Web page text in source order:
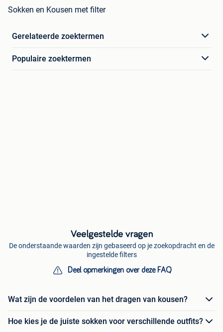
Sokken en Kousen met filter
Gerelateerde zoektermen
Populaire zoektermen
Veelgestelde vragen
De onderstaande waarden zijn gebaseerd op je zoekopdracht en de
ingestelde filters
Deel opmerkingen over deze FAQ
Wat zijn de voordelen van het dragen van kousen?
Hoe kies je de juiste sokken voor verschillende outfits?